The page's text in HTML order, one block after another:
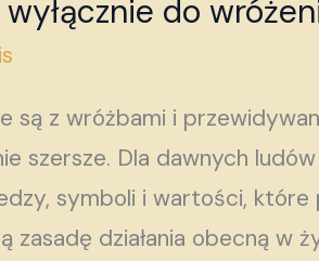
do
są z wróżbami i
szersze. Dla dawnych
symboli i wartości, które
zasadę działania obecną w